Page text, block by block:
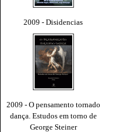
2009 - Disidencias
2009 - O pensamento tornado
dança. Estudos em torno de
George Steiner